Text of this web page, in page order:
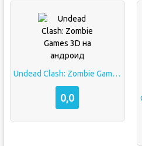
Undead Clash: Zombie Games 3D на андроид
0,0